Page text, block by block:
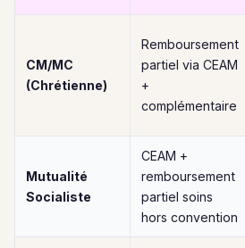
CM/MC
(Chrétienne)
Remboursement
partiel via CEAM
+
complémentaire
Mutualité
Socialiste
CEAM +
remboursement
partiel soins
hors convention